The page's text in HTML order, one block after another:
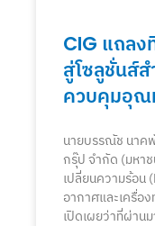
CIG แถล
สู่โซลูชั่นส์
ควบคุมอุณ
นายบรรณัช นาค
กรุ๊ป จำกัด (มหา
เปลี่ยนความร้อน
อากาศและเครื่อ
เปิดเผยว่าที่ผ่าน